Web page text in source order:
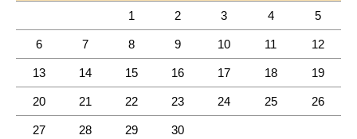
1 2 3 4 5
6 7 8 9 10 11 12
13 14 15 16 17 18 19
20 21 22 23 24 25 26
27 28 29 30